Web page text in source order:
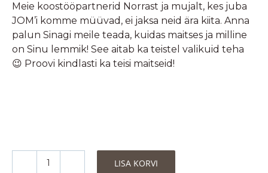
Meie koostööpartnerid Norrast ja mujalt, kes juba
JOM’i komme müüvad, ei jaksa neid ära kiita. Anna
palun Sinagi meile teada, kuidas maitses ja milline
on Sinu lemmik! See aitab ka teistel valikuid teha
😉 Proovi kindlasti ka teisi maitseid!
JOM
LISA KORVI